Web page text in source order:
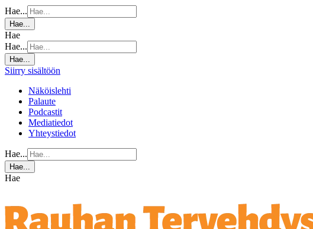
Hae...
Hae...
Hae
Hae...
Hae...
Siirry sisältöön
Näköislehti
Palaute
Podcastit
Mediatiedot
Yhteystiedot
Hae...
Hae...
Hae